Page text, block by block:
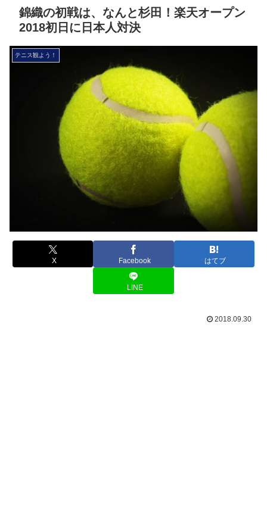
錦織の初戦は、なんと杉田！楽天オープン
2018初日に日本人対決
テニス観よう！
X Facebook はてブ
LINE
2018.09.30